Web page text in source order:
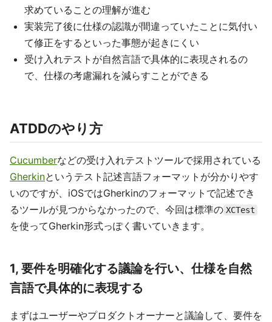
求めていることの理解が進む
実装完了後に仕様の認識が間違っていたことに気付い
て修正をするといった事態が起きにくい
受け入れテストが自然言語で具体的に表現されるの
で、仕様の考慮漏れを減らすことができる
ATDDのやり方
Cucumberなどの受け入れテストツールで採用されている
Gherkinというテスト記述言語フォーマットが分かりやす
いのですが、iOSではGherkinのフォーマットで記述でき
るツールが見つからなかったので、今回は標準の XCTest
を使ってGherkin形式っぽく書いていきます。
1, 要件を明確化する議論を行い、仕様を自然
言語で具体的に表現する
まずはユーザーやプロダクトオーナーと議論して、要件を